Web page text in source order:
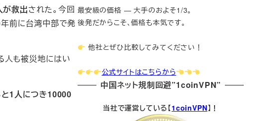
が救出された。今回
前に台湾中部で発
人も被災地にはい
1人につき10000
最安級の価格 — 大手のおよそ1/3。
後発だからこそ、価格も本気です。
他社とぜひ比較してみてください！
公式サイトはこちらから
中国ネット規制回避”1coinVPN”
当社で運営している【1coinVPN】！